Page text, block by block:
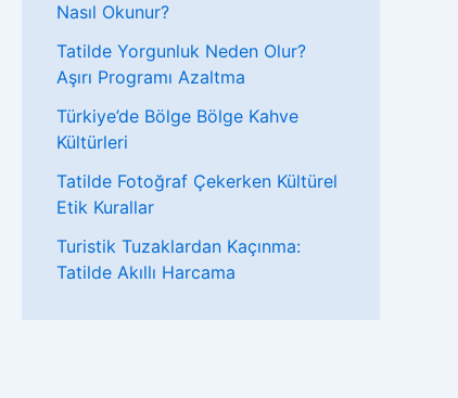
Nasıl Okunur?
Tatilde Yorgunluk Neden Olur?
Aşırı Programı Azaltma
Türkiye’de Bölge Bölge Kahve
Kültürleri
Tatilde Fotoğraf Çekerken Kültürel
Etik Kurallar
Turistik Tuzaklardan Kaçınma:
Tatilde Akıllı Harcama